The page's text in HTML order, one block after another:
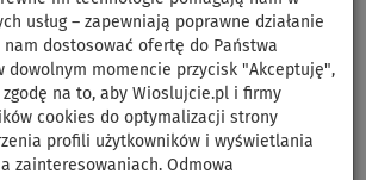
usług – zapewniają poprawne działanie
dostosować ofertę do Państwa
dowolnym momencie przycisk "Akceptuję",
na to, aby Wioslujcie.pl i firmy
cookies do optymalizacji strony
profili użytkowników i wyświetlania
zainteresowaniach. Odmowa
STX
WS 285 RS –
- wariant: zestaw